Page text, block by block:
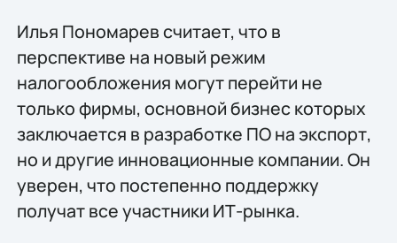
Илья Пономарев считает, что в
перспективе на новый режим
налогообложения могут перейти не
только фирмы, основной бизнес которых
заключается в разработке ПО на экспорт,
но и другие инновационные компании. Он
уверен, что постепенно поддержку
получат все участники ИТ-рынка.